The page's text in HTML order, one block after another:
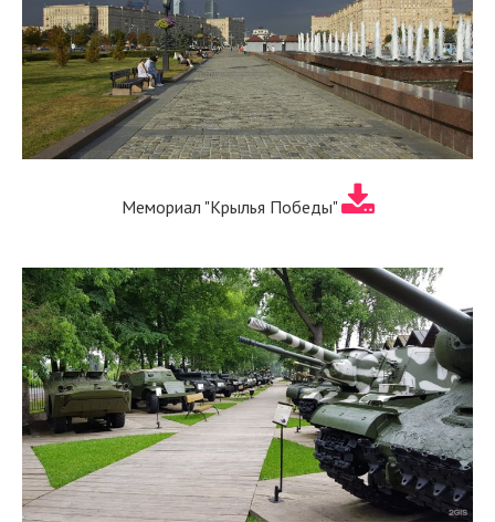
Мемориал "Крылья Победы"